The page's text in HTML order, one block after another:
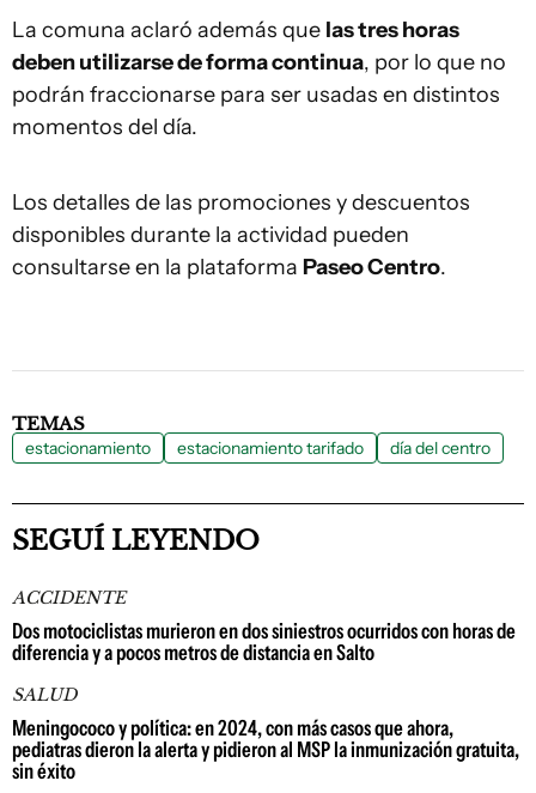
La comuna aclaró además que las tres horas
deben utilizarse de forma continua, por lo que no
podrán fraccionarse para ser usadas en distintos
momentos del día.
Los detalles de las promociones y descuentos
disponibles durante la actividad pueden
consultarse en la plataforma Paseo Centro.
TEMAS
estacionamiento estacionamiento tarifado día del centro
SEGUÍ LEYENDO
ACCIDENTE
Dos motociclistas murieron en dos siniestros ocurridos con horas de
diferencia y a pocos metros de distancia en Salto
SALUD
Meningococo y política: en 2024, con más casos que ahora,
pediatras dieron la alerta y pidieron al MSP la inmunización gratuita,
sin éxito